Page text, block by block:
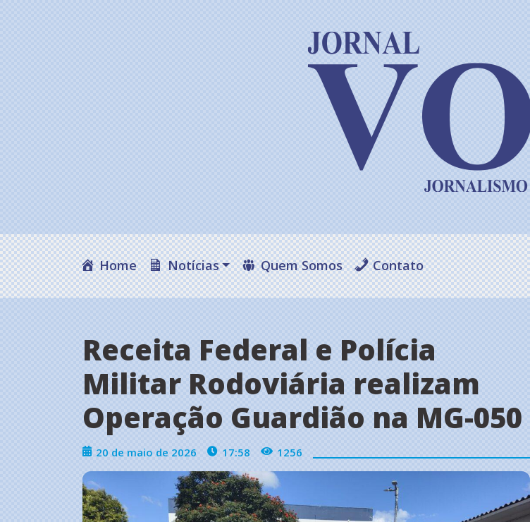
Home Notícias Quem Somos Contato
Receita Federal e Polícia
Militar Rodoviária realizam
Operação Guardião na MG-050
20 de maio de 2026 17:58 1256